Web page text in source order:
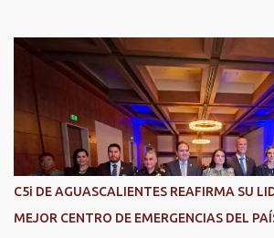
fundamentalmente en la prevención, el
de las enfermedades más comunes en las
años, como diabetes, hipertensión,
alzhéimer, entre otros padecimientos.
son el corazón de muchas familias y merecen
cuidado y reconocimiento; por eso, en el
servicios que les ayuden a cuidar su salud y
presidenta del DIF Estatal. Para acceder al
C5i DE AGUASCALIENTES REAFIRMA SU
MEJOR CENTRO DE EMERGENCIAS DEL